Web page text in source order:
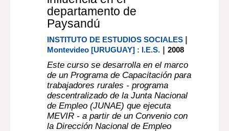
Capacitación de quesería
artesanal para pequeños
productores lecheros de
Quebracho y zona de
influencia en el
departamento de
Paysandú
INSTITUTO DE ESTUDIOS SOCIALES |
Montevideo [URUGUAY] : I.E.S.|2008
Este curso se desarrolla en el marco